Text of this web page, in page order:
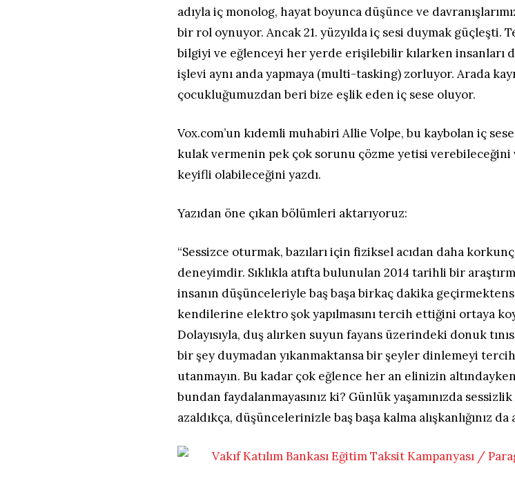
adıyla iç monolog, hayat boyunca düşünce ve
bir rol oynuyor. Ancak 21. yüzyılda iç sesi duymak güçleşti.
bilgiyi ve eğlenceyi her yerde erişilebilir kılarken insanları
işlevi aynı anda yapmaya (multi-tasking) zorluyor. Arada
çocukluğumuzdan beri bize eşlik eden iç sese oluyor.
Vox.com’un kıdemli muhabiri Allie Volpe, bu kaybolan iç
kulak vermenin pek çok sorunu çözme yetisi verebileceğini
keyifli olabileceğini yazdı.
Yazıdan öne çıkan bölümleri aktarıyoruz:
“Sessizce oturmak, bazıları için fiziksel acıdan daha
deneyimdir. Sıklıkla atıfta bulunulan 2014 tarihli bir
insanın düşünceleriyle baş başa birkaç dakika
kendilerine elektro şok yapılmasını tercih ettiğini ortaya
Dolayısıyla, duş alırken suyun fayans üzerindeki donuk
bir şey duymadan yıkanmaktansa bir şeyler dinlemeyi
utanmayın. Bu kadar çok eğlence her an elinizin
bundan faydalanmayasınız ki? Günlük yaşamınızda sessizlik
azaldıkça, düşüncelerinizle baş başa kalma alışkanlığınız da